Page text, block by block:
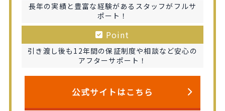
長年の実績と豊富な経験があるスタッフがフルサ
ポート！
Point
引き渡し後も12年間の保証制度や相談など安心の
アフターサポート！
公式サイトはこちら